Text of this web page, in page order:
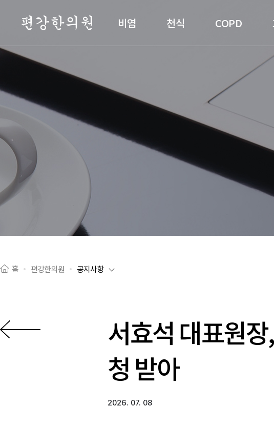
편강한의원 비염 천식 COPD
홈 편강한의원 공지사항
이전으로
서효석 대표원
청 받아
2026. 07. 08